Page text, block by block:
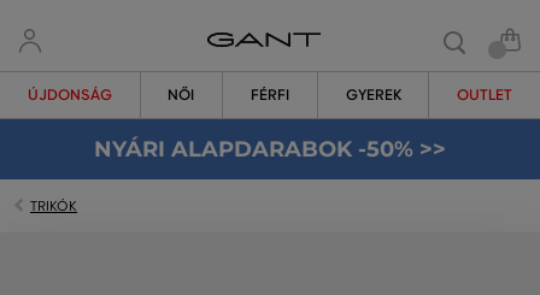
ÚJDONSÁG NŐI FÉRFI GYEREK OUTLET
NYÁRI ALAPDARABOK -50% >>
TRIKÓK